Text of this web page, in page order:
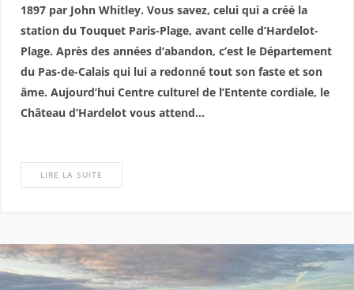
1897 par John Whitley. Vous savez, celui qui a créé la
station du Touquet Paris-Plage, avant celle d’Hardelot-
Plage. Après des années d’abandon, c’est le Département
du Pas-de-Calais qui lui a redonné tout son faste et son
âme. Aujourd’hui Centre culturel de l’Entente cordiale, le
Château d’Hardelot vous attend…
LIRE LA SUITE